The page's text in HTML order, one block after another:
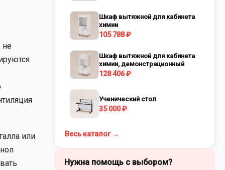
не
или
Шкаф вытяжной для кабинета
химии
105 788 ₽
Шкаф вытяжной для кабинета
химии, демонстрационный
128 406 ₽
Ученический стол
35 000 ₽
Весь каталог →
Нужна помощь с выбором?